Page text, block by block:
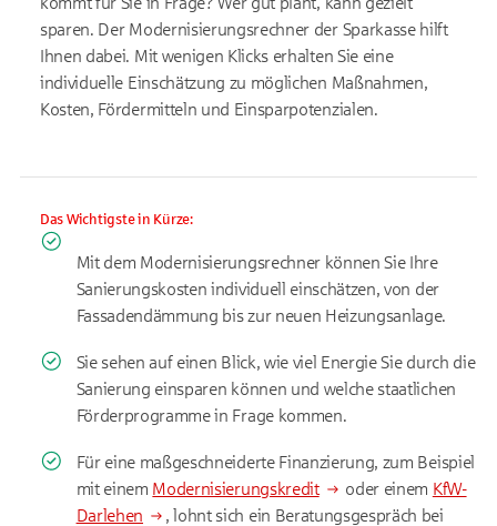
sparen. Der Modernisierungsrechner der Sparkasse hilft
Ihnen dabei. Mit wenigen Klicks erhalten Sie eine
individuelle Einschätzung zu möglichen Maßnahmen,
Kosten, Fördermitteln und Einsparpotenzialen.
Das Wichtigste in Kürze:
Mit dem Modernisierungsrechner können Sie Ihre
Sanierungskosten individuell einschätzen, von der
Fassadendämmung bis zur neuen Heizungsanlage.
Sie sehen auf einen Blick, wie viel Energie Sie durch die
Sanierung einsparen können und welche staatlichen
Förderprogramme in Frage kommen.
Für eine maßgeschneiderte Finanzierung, zum Beispiel
mit einem Modernisierungskredit oder einem KfW-
Darlehen
, lohnt sich ein Beratungsgespräch bei